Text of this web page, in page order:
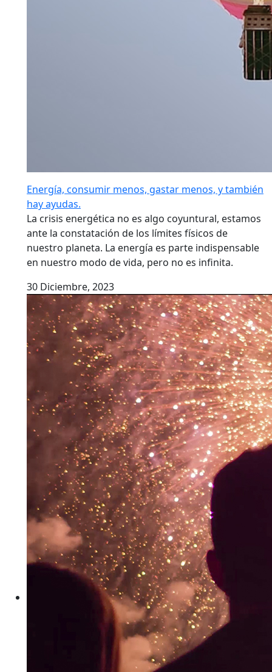
Energía, consumir menos, gastar menos, y también
hay ayudas.
La crisis energética no es algo coyuntural, estamos
ante la constatación de los límites físicos de
nuestro planeta. La energía es parte indispensable
en nuestro modo de vida, pero no es infinita.
30 Diciembre, 2023